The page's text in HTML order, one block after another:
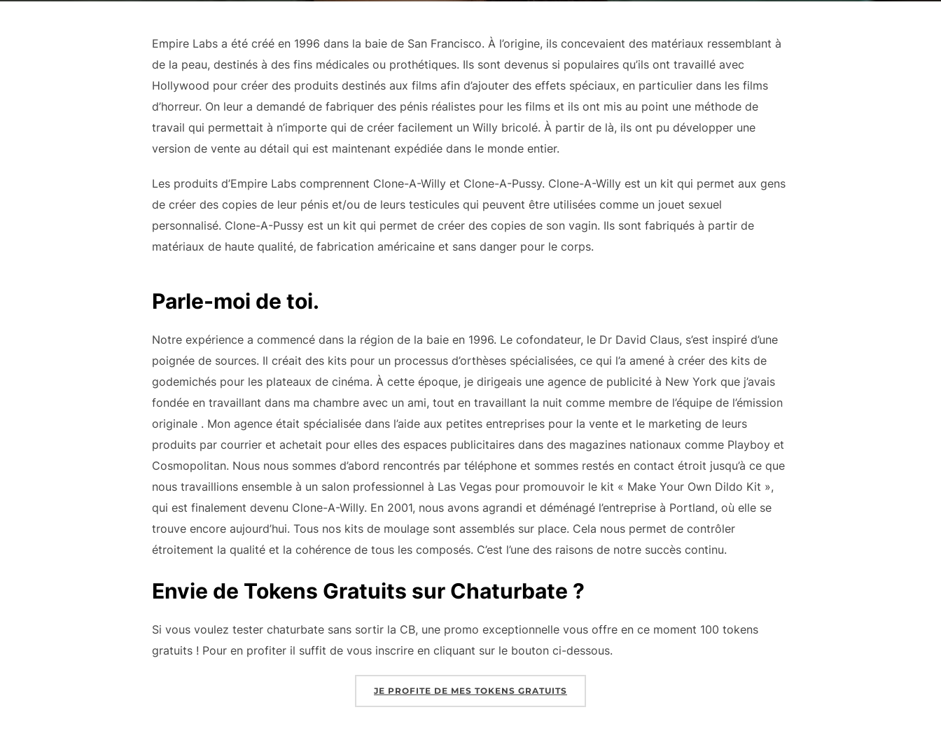
Empire Labs a été créé en 1996 dans la baie de San Francisco. À l’origine, ils concevaient des matériaux ressemblant à
de la peau, destinés à des fins médicales ou prothétiques. Ils sont devenus si populaires qu’ils ont travaillé avec
Hollywood pour créer des produits destinés aux films afin d’ajouter des effets spéciaux, en particulier dans les films
d’horreur. On leur a demandé de fabriquer des pénis réalistes pour les films et ils ont mis au point une méthode de
travail qui permettait à n’importe qui de créer facilement un Willy bricolé. À partir de là, ils ont pu développer une
version de vente au détail qui est maintenant expédiée dans le monde entier.
Les produits d’Empire Labs comprennent Clone-A-Willy et Clone-A-Pussy. Clone-A-Willy est un kit qui permet aux gens
de créer des copies de leur pénis et/ou de leurs testicules qui peuvent être utilisées comme un jouet sexuel
personnalisé. Clone-A-Pussy est un kit qui permet de créer des copies de son vagin. Ils sont fabriqués à partir de
matériaux de haute qualité, de fabrication américaine et sans danger pour le corps.
Parle-moi de toi.
Notre expérience a commencé dans la région de la baie en 1996. Le cofondateur, le Dr David Claus, s’est inspiré d’une
poignée de sources. Il créait des kits pour un processus d’orthèses spécialisées, ce qui l’a amené à créer des kits de
godemichés pour les plateaux de cinéma. À cette époque, je dirigeais une agence de publicité à New York que j’avais
fondée en travaillant dans ma chambre avec un ami, tout en travaillant la nuit comme membre de l’équipe de l’émission
originale . Mon agence était spécialisée dans l’aide aux petites entreprises pour la vente et le marketing de leurs
produits par courrier et achetait pour elles des espaces publicitaires dans des magazines nationaux comme Playboy et
Cosmopolitan. Nous nous sommes d’abord rencontrés par téléphone et sommes restés en contact étroit jusqu’à ce que
nous travaillions ensemble à un salon professionnel à Las Vegas pour promouvoir le kit « Make Your Own Dildo Kit »,
qui est finalement devenu Clone-A-Willy. En 2001, nous avons agrandi et déménagé l’entreprise à Portland, où elle se
trouve encore aujourd’hui. Tous nos kits de moulage sont assemblés sur place. Cela nous permet de contrôler
étroitement la qualité et la cohérence de tous les composés. C’est l’une des raisons de notre succès continu.
Envie de Tokens Gratuits sur Chaturbate ?
Si vous voulez tester chaturbate sans sortir la CB, une promo exceptionnelle vous offre en ce moment 100 tokens
gratuits ! Pour en profiter il suffit de vous inscrire en cliquant sur le bouton ci-dessous.
JE PROFITE DE MES TOKENS GRATUITS